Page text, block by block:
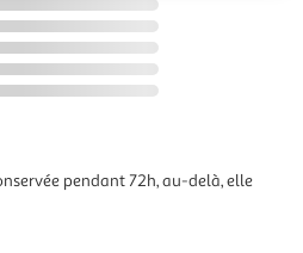
pendant 72h, au-delà, elle